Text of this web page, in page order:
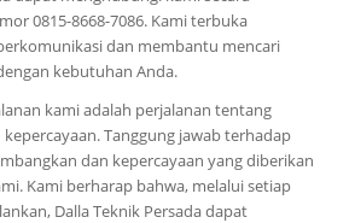
0815-8668-7086. Kami terbuka
dan membantu mencari
kebutuhan Anda.
kami adalah perjalanan tentang
Tanggung jawab terhadap
dan kepercayaan yang diberikan
Kami berharap bahwa, melalui setiap
Dalla Teknik Persada dapat